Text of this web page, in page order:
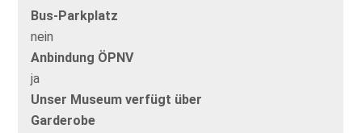
Bus-Parkplatz
nein
Anbindung ÖPNV
ja
Unser Museum verfügt über
Garderobe